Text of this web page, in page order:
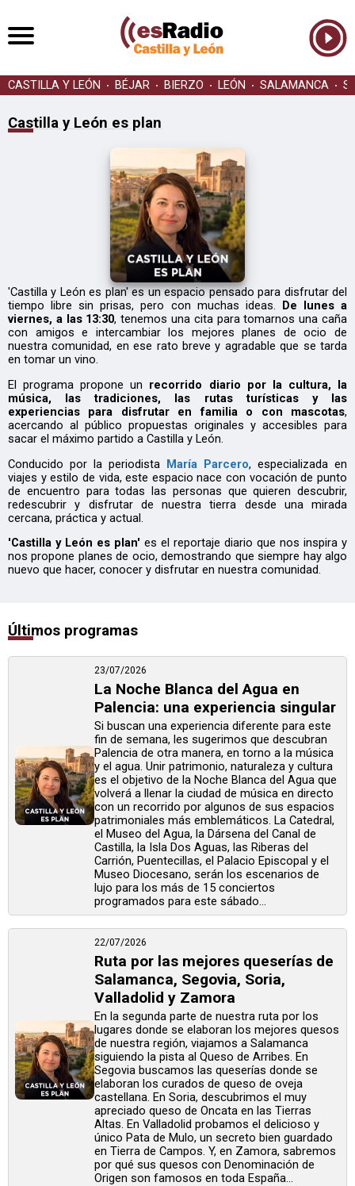
CASTILLA Y LEÓN BÉJAR BIERZO LEÓN SALAMANCA
Castilla y León es plan
'Castilla y León es plan' es un espacio pensado para disfrutar del
tiempo libre sin prisas, pero con muchas ideas.
De lunes a
viernes, a las 13:30, tenemos una cita para tomarnos una caña
con amigos e intercambiar los mejores planes de ocio de
nuestra comunidad, en ese rato breve y agradable que se tarda
en tomar un vino.
El programa propone un recorrido diario por la cultura, la
música, las tradiciones, las rutas turísticas y las
experiencias para disfrutar en familia o con mascotas,
acercando al público propuestas originales y accesibles para
sacar el máximo partido a Castilla y León.
Conducido por la periodista María Parcero, especializada en
viajes y estilo de vida, este espacio nace con vocación de punto
de encuentro para todas las personas que quieren descubrir,
redescubrir y disfrutar de nuestra tierra desde una mirada
cercana, práctica y actual.
'Castilla y León es plan' es el reportaje diario que nos inspira y
nos propone planes de ocio, demostrando que siempre hay algo
nuevo que hacer, conocer y disfrutar en nuestra comunidad.
Últimos programas
23/07/2026
La Noche Blanca del Agua en
Palencia: una experiencia singular
Si buscan una experiencia diferente para este
fin de semana, les sugerimos que descubran
Palencia de otra manera, en torno a la música
y el agua. Unir patrimonio, naturaleza y cultura
es el objetivo de la Noche Blanca del Agua que
volverá a llenar la ciudad de música en directo
con un recorrido por algunos de sus espacios
patrimoniales más emblemáticos. La Catedral,
el Museo del Agua, la Dársena del Canal de
Castilla, la Isla Dos Aguas, las Riberas del
Carrión, Puentecillas, el Palacio Episcopal y el
Museo Diocesano, serán los escenarios de
lujo para los más de 15 conciertos
programados para este sábado...
22/07/2026
Ruta por las mejores queserías de
Salamanca, Segovia, Soria,
Valladolid y Zamora
En la segunda parte de nuestra ruta por los
lugares donde se elaboran los mejores quesos
de nuestra región, viajamos a Salamanca
siguiendo la pista al Queso de Arribes. En
Segovia buscamos las queserías donde se
elaboran los curados de queso de oveja
castellana. En Soria, descubrimos el muy
apreciado queso de Oncata en las Tierras
Altas. En Valladolid probamos el delicioso y
único Pata de Mulo, un secreto bien guardado
en Tierra de Campos. Y, en Zamora, sabremos
por qué sus quesos con Denominación de
Origen son famosos en toda España...